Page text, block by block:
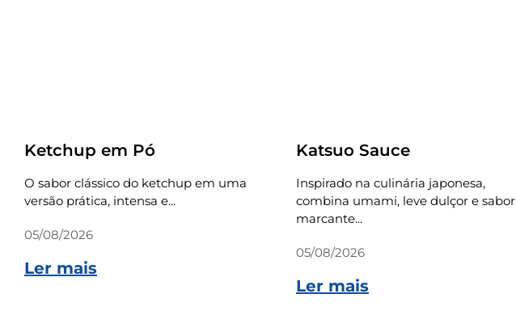
Ketchup em Pó
O sabor clássico do ketchup em uma
versão prática, intensa e...
05/08/2026
Ler mais
Katsuo Sauce
Inspirado na culinária japonesa,
combina umami, leve dulçor e sabor
marcante...
05/08/2026
Ler mais